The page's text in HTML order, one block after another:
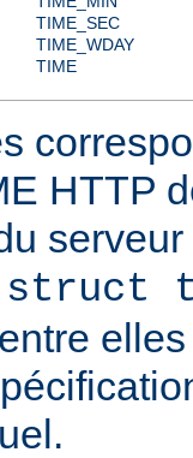
TIME_SEC
TIME_WDAY
TIME
HTTP
struct